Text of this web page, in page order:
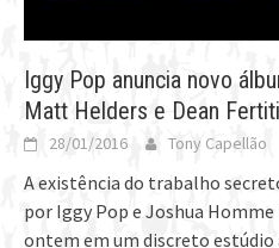
Iggy Pop anuncia novo
Matt Helders e Dean
28/01/2016 Tony Capellão
A existência do trabalho
por Iggy Pop e Joshua
ontem em um discreto estúdio